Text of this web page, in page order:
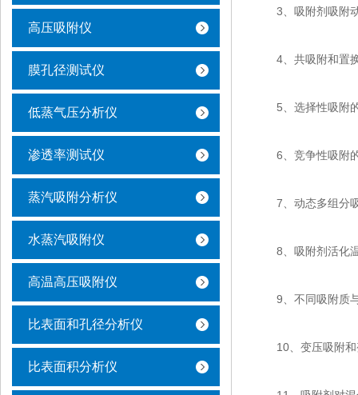
高压吸附仪
膜孔径测试仪
低蒸气压分析仪
渗透率测试仪
蒸汽吸附分析仪
水蒸汽吸附仪
高温高压吸附仪
比表面和孔径分析仪
比表面积分析仪
3、吸附剂吸附动
4、共吸附和置换
5、选择性吸附的
6、竞争性吸附
7、动态多组分吸
8、吸附剂活化
9、不同吸附质与
10、变压吸附和